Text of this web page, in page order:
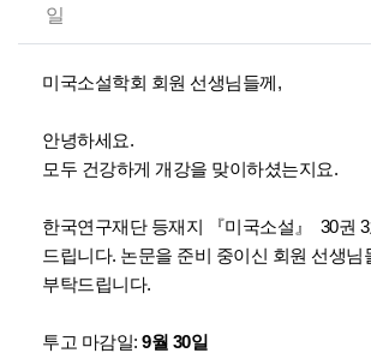
일
미국소설학회 회원 선생님들께,
안녕하세요.
모두 건강하게 개강을 맞이하셨는지요.
한국연구재단 등재지 『미국소설』
30권
드립니다. 논문을 준비 중이신 회원 선생님
부탁드립니다.
투고 마감일: 9월 30일